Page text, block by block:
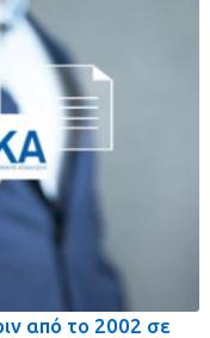
από το 2002 σε